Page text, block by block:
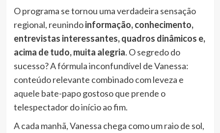
O programa se tornou uma verdadeira sensação
regional, reunindoinformação, conhecimento,
entrevistas interessantes, quadros dinâmicos e,
acima de tudo, muita alegria. O segredo do
sucesso? A fórmula inconfundível de Vanessa:
conteúdo relevante combinado com leveza e
aquele bate-papo gostoso que prende o
telespectador do início ao fim.
A cada manhã, Vanessa chega como um raio de sol,